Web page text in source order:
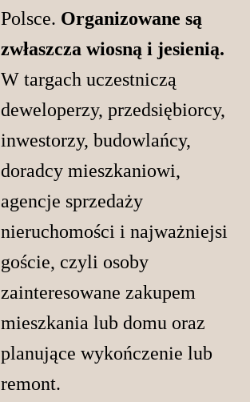
Polsce. Organizowane są
zwłaszcza wiosną i jesienią.
W targach uczestniczą
deweloperzy, przedsiębiorcy,
inwestorzy, budowlańcy,
doradcy mieszkaniowi,
agencje sprzedaży
nieruchomości i najważniejsi
goście, czyli osoby
zainteresowane zakupem
mieszkania lub domu oraz
planujące wykończenie lub
remont.